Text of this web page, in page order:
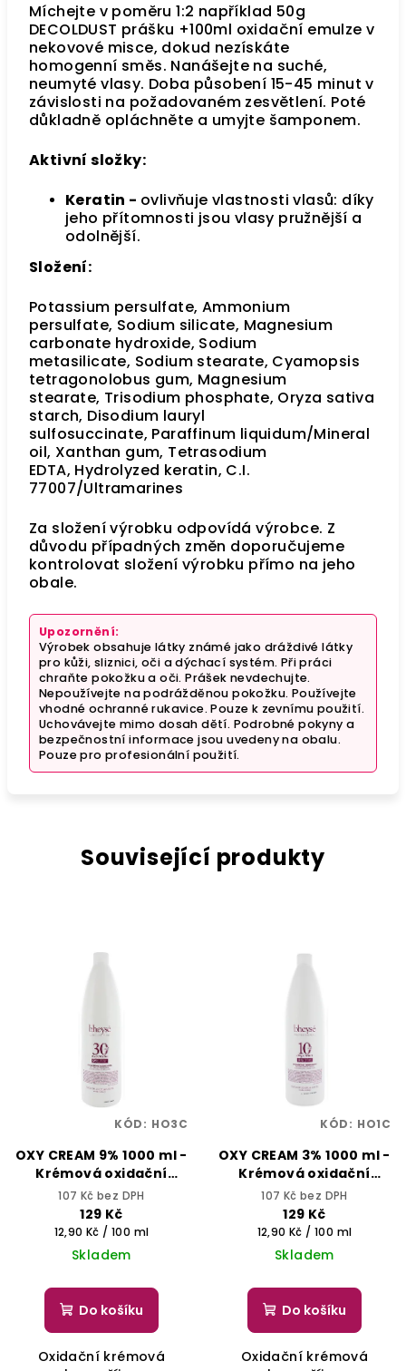
Míchejte v poměru 1:2 například 50g
DECOLDUST prášku +100ml oxidační emulze v
nekovové misce, dokud nezískáte
homogenní směs. Nanášejte na suché,
neumyté vlasy. Doba působení 15-45 minut v
závislosti na požadovaném zesvětlení. Poté
důkladně opláchněte a umyjte šamponem.
Aktivní složky:
Keratin - ovlivňuje vlastnosti vlasů: díky
jeho přítomnosti jsou vlasy pružnější a
odolnější.
Složení:
Potassium persulfate, Ammonium
persulfate, Sodium silicate, Magnesium
carbonate hydroxide, Sodium
metasilicate, Sodium stearate, Cyamopsis
tetragonolobus gum, Magnesium
stearate, Trisodium phosphate, Oryza sativa
starch, Disodium lauryl
sulfosuccinate, Paraffinum liquidum/Mineral
oil, Xanthan gum, Tetrasodium
EDTA, Hydrolyzed keratin, C.I.
77007/Ultramarines
Za složení výrobku odpovídá výrobce. Z
důvodu případných změn doporučujeme
kontrolovat složení výrobku přímo na jeho
obale.
Upozornění:
Výrobek obsahuje látky známé jako dráždivé látky
pro kůži, sliznici, oči a dýchací systém. Při práci
chraňte pokožku a oči. Prášek nevdechujte.
Nepoužívejte na podrážděnou pokožku. Používejte
vhodné ochranné rukavice. Pouze k zevnímu použití.
Uchovávejte mimo dosah dětí. Podrobné pokyny a
bezpečnostní informace jsou uvedeny na obalu.
Pouze pro profesionální použití.
Související produkty
OXY CREAM 9% 1000 ml -
Krémová oxidační
emulze - BHEYSÉ
107 Kč bez DPH
129 Kč
Měrná
cena:
12,90 Kč / 100 ml
Skladem
Do košíku
Oxidační krémová
KÓD: HO3C
OXY CREAM 3% 1000 ml -
Krémová oxidační
emulze - BHEYSÉ
107 Kč bez DPH
129 Kč
Měrná
cena:
12,90 Kč / 100 ml
Skladem
Do košíku
Oxidační krémová
KÓD: HO1C